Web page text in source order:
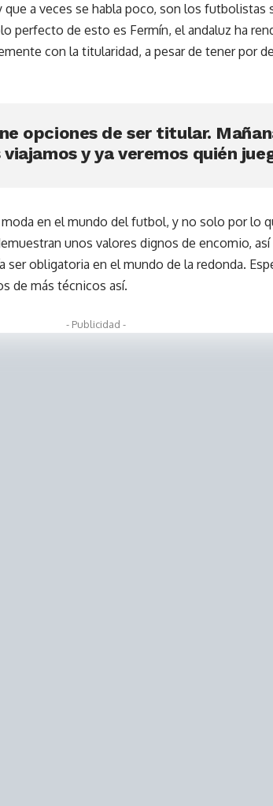
a veces se habla poco, son los futbolistas
perfecto de esto es Fermín, el andaluz ha
con la titularidad, a pesar de tener por
opciones de ser titular.
y ya veremos quién
en el mundo del futbol, y no solo por lo
unos valores dignos de encomio,
ser obligatoria en el mundo de la redonda.
de más técnicos así.
- Publicidad -